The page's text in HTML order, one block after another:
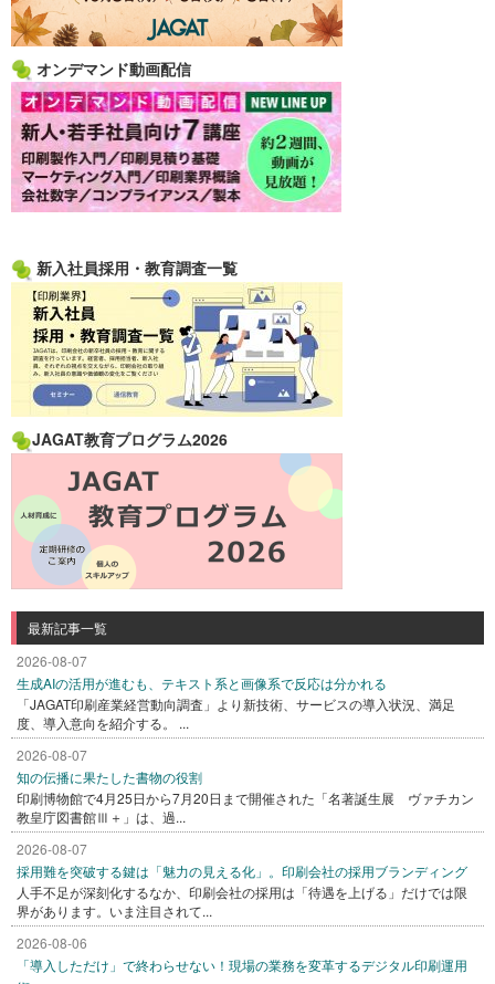
オンデマンド動画配信
新入社員採用・教育調査一覧
JAGAT教育プログラム2026
最新記事一覧
2026-08-07
生成AIの活用が進むも、テキスト系と画像系で反応は分かれる
「JAGAT印刷産業経営動向調査」より新技術、サービスの導入状況、満足
度、導入意向を紹介する。 ...
2026-08-07
知の伝播に果たした書物の役割
印刷博物館で4月25日から7月20日まで開催された「名著誕生展 ヴァチカン
教皇庁図書館Ⅲ＋」は、過...
2026-08-07
採用難を突破する鍵は「魅力の見える化」。印刷会社の採用ブランディング
人手不足が深刻化するなか、印刷会社の採用は「待遇を上げる」だけでは限
界があります。いま注目されて...
2026-08-06
「導入しただけ」で終わらせない！現場の業務を変革するデジタル印刷運用